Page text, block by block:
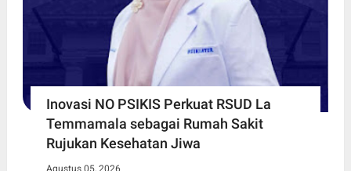
Inovasi NO PSIKIS Perkuat RSUD La
Temmamala sebagai Rumah Sakit
Rujukan Kesehatan Jiwa
Agustus 05, 2026